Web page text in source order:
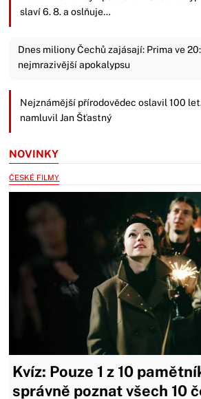
slaví 6. 8. a oslňuje…
Dnes miliony Čechů zajásají: Prima ve
nejmrazivější apokalypsu
Nejznámější přírodovědec oslavil 100
namluvil Jan Šťastný
NOVINKY
ČESKÉ FILMY
Kvíz: Pouze 1 z 10
správně poznat všech 10